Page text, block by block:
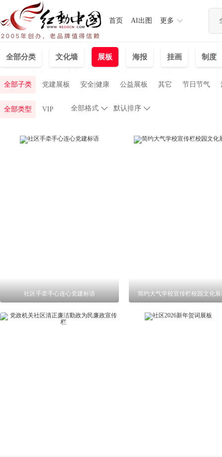
首页 AI出图 更多
全部分类 文化墙 展板 海报 挂画 制度
全部子类 党建展板 安全|健康 公益展板 其它 节日节气
中医养生 地产展板 招聘展板 促销展板
全部类型 VIP 
全部格式 默认排序 
社区手牵手心连心党建标语 简约大气学校宣传栏校园文化